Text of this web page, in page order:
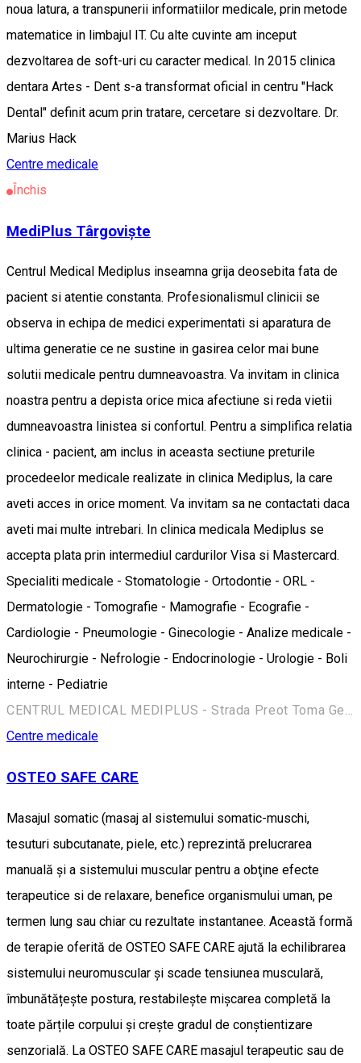
noua latura, a transpunerii informatiilor medicale, prin metode
matematice in limbajul IT. Cu alte cuvinte am inceput
dezvoltarea de soft-uri cu caracter medical. In 2015 clinica
dentara Artes - Dent s-a transformat oficial in centru "Hack
Dental" definit acum prin tratare, cercetare si dezvoltare. Dr.
Marius Hack
Centre medicale
Închis
MediPlus Târgovişte
Centrul Medical Mediplus inseamna grija deosebita fata de
pacient si atentie constanta. Profesionalismul clinicii se
observa in echipa de medici experimentati si aparatura de
ultima generatie ce ne sustine in gasirea celor mai bune
solutii medicale pentru dumneavoastra. Va invitam in clinica
noastra pentru a depista orice mica afectiune si reda vietii
dumneavoastra linistea si confortul. Pentru a simplifica relatia
clinica - pacient, am inclus in aceasta sectiune preturile
procedeelor medicale realizate in clinica Mediplus, la care
aveti acces in orice moment. Va invitam sa ne contactati daca
aveti mai multe intrebari. In clinica medicala Mediplus se
accepta plata prin intermediul cardurilor Visa si Mastercard.
Specialiti medicale - Stomatologie - Ortodontie - ORL -
Dermatologie - Tomografie - Mamografie - Ecografie -
Cardiologie - Pneumologie - Ginecologie - Analize medicale -
Neurochirurgie - Nefrologie - Endocrinologie - Urologie - Boli
interne - Pediatrie
CENTRUL MEDICAL MEDIPLUS - Strada Preot Toma Georgescu 30, Târgoviște 130115, România
Centre medicale
OSTEO SAFE CARE
Masajul somatic (masaj al sistemului somatic-muschi,
tesuturi subcutanate, piele, etc.) reprezintă prelucrarea
manuală şi a sistemului muscular pentru a obţine efecte
terapeutice si de relaxare, benefice organismului uman, pe
termen lung sau chiar cu rezultate instantanee. Această formă
de terapie oferită de OSTEO SAFE CARE ajută la echilibrarea
sistemului neuromuscular şi scade tensiunea musculară,
îmbunătățește postura, restabilește mișcarea completă la
toate părțile corpului și crește gradul de conștientizare
senzorială. La OSTEO SAFE CARE masajul terapeutic sau de